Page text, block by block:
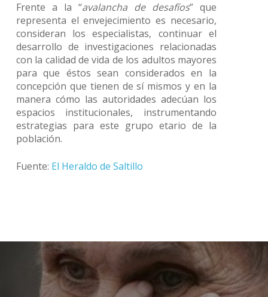
Frente a la “avalancha de desafíos” que
representa el envejecimiento es necesario,
consideran los especialistas, continuar el
desarrollo de investigaciones relacionadas
con la calidad de vida de los adultos mayores
para que éstos sean considerados en la
concepción que tienen de sí mismos y en la
manera cómo las autoridades adecúan los
espacios institucionales, instrumentando
estrategias para este grupo etario de la
población.
Fuente: El Heraldo de Saltillo